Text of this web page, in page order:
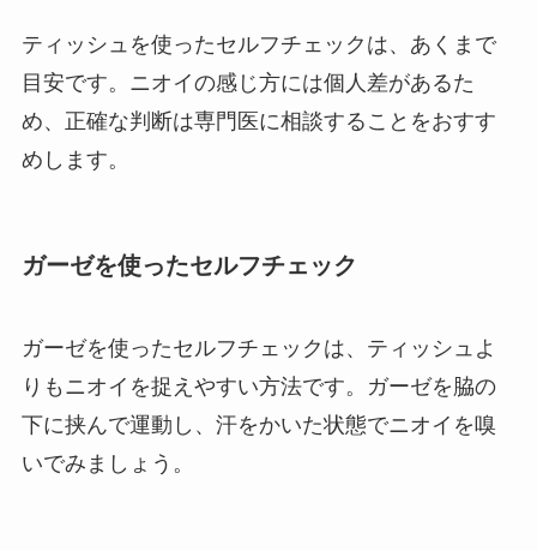
ティッシュを使ったセルフチェックは、あくまで
目安です。ニオイの感じ方には個人差があるた
め、正確な判断は専門医に相談することをおすす
めします。
ガーゼを使ったセルフチェック
ガーゼを使ったセルフチェックは、ティッシュよ
りもニオイを捉えやすい方法です。ガーゼを脇の
下に挟んで運動し、汗をかいた状態でニオイを嗅
いでみましょう。